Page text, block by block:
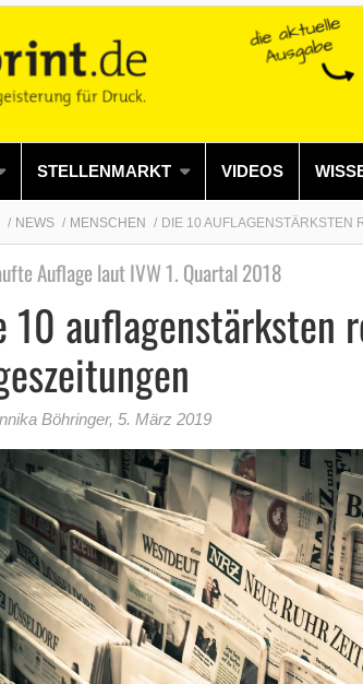
STELLENMARKT VIDEOS
NEWS MENSCHEN DIE 10 AUFLAGENSTÄRKSTEN
Auflage laut IVW 1. Quartal 2018
10 auflagenstärksten
Böhringer, 5. März 2019